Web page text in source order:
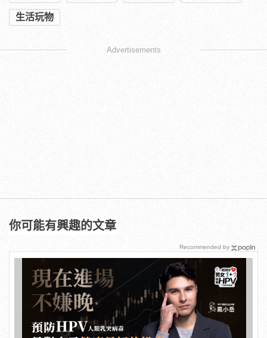
生活玩物
Advertisements
你可能有興趣的文章
Recommended by